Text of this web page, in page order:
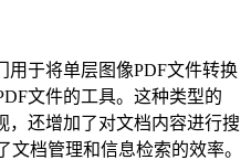
用于将单层图像PDF文件转换
文件的工具。这种类型的
，还增加了对文档内容进行搜
档管理和信息检索的效率。